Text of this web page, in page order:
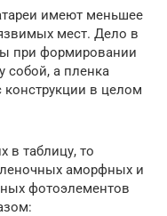
имеют меньшее
мест. Дело в
при формировании
собой, а пленка
конструкции в целом
в таблицу, то
аморфных и
фотоэлементов